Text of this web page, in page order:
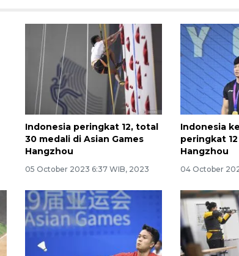
Indonesia peringkat 12, total
30 medali di Asian Games
Hangzhou
05 October 2023 6:37 WIB, 2023
Indonesia
peringkat
Hangzhou
04 October